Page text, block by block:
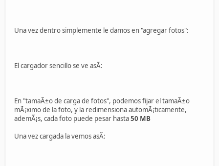
Una vez dentro simplemente le damos en "agregar fotos":
El cargador sencillo se ve asÃ­:
En "tamaÃ±o de carga de fotos", podemos fijar el tamaÃ±o
mÃ¡ximo de la foto, y la redimensiona automÃ¡ticamente,
ademÃ¡s, cada foto puede pesar hasta50 MB
Una vez cargada la vemos asÃ­: